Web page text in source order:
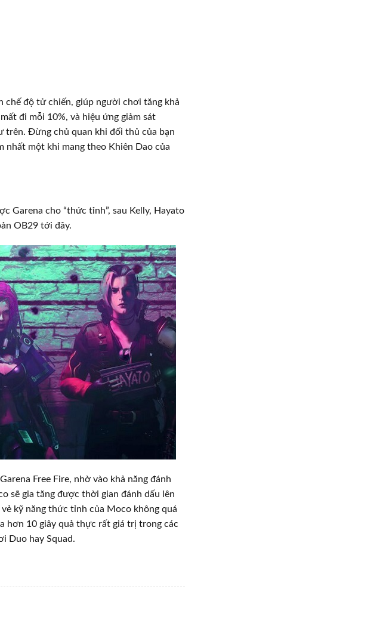
chế độ tử chiến, giúp người chơi tăng khả
đi mỗi 10%, và hiệu ứng giảm sát
Đừng chủ quan khi đối thủ của bạn
nhất một khi mang theo Khiên Dao của
Garena cho “thức tỉnh”, sau Kelly, Hayato
OB29 tới đây.
Free Fire, nhờ vào khả năng đánh
sẽ gia tăng được thời gian đánh dấu lên
kỹ năng thức tỉnh của Moco không quá
hơn 10 giây quả thực rất giá trị trong các
Duo hay Squad.